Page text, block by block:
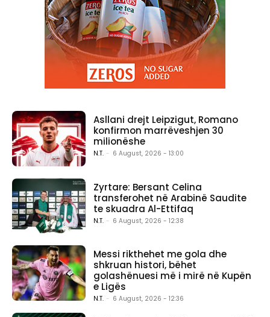
Asllani drejt Leipzigut, Romano
konfirmon marrëveshjen 30
milionëshe
N.T. - 6 August, 2026 - 13:00
Zyrtare: Bersant Celina
transferohet në Arabinë Saudite
te skuadra Al-Ettifaq
N.T. - 6 August, 2026 - 12:38
Messi rikthehet me gola dhe
shkruan histori, bëhet
golashënuesi më i mirë në Kupën
e Ligës
N.T. - 6 August, 2026 - 12:36